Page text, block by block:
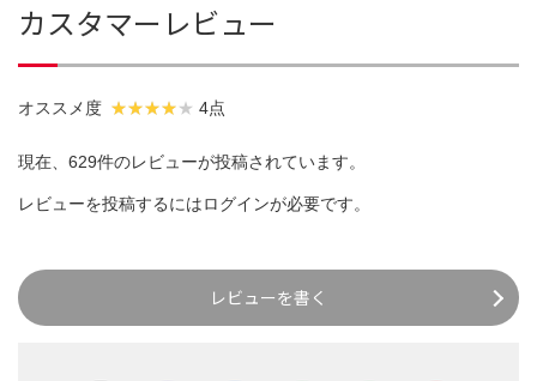
カスタマーレビュー
オススメ度 4点
現在、629件のレビューが投稿されています。
レビューを投稿するにはログインが必要です。
レビューを書く